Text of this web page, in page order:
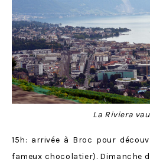
La Riviera
15h: arrivée à Broc pour
fameux chocolatier). Dimanche